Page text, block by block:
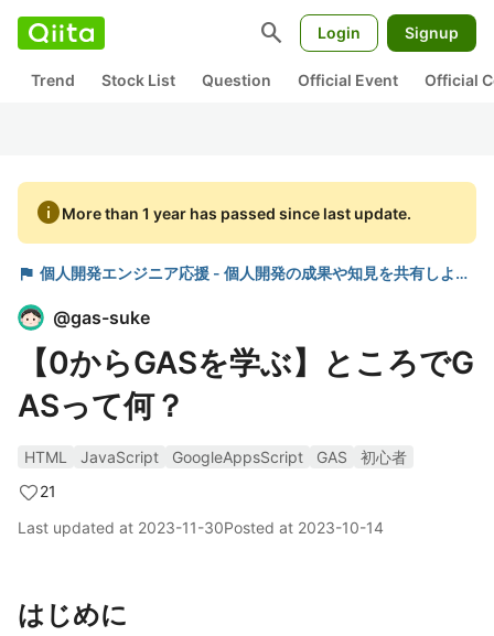
search Login Signup
Trend Stock List Question Official Event Official
infoMore than 1 year has passed since last update.
flag 個人開発エンジニア応援 - 個人開発の成果や知見を共有しよう！-
@gas-suke
【0からGASを学ぶ】ところでG
ASって何？
HTML JavaScript GoogleAppsScript GAS
初心者
21
Last updated at 2023-11-30Posted at 2023-10-14
はじめに